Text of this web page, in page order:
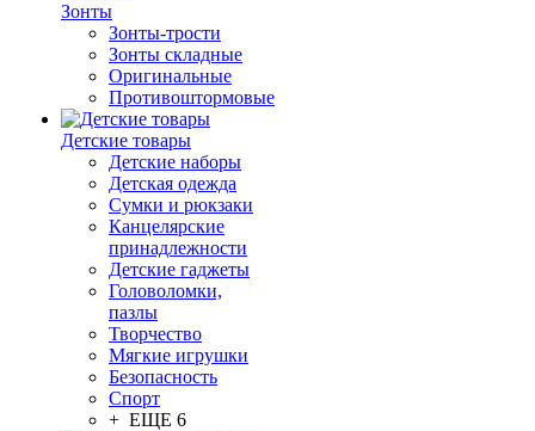
Зонты
Зонты-трости
Зонты складные
Оригинальные
Противоштормовые
Детские товары
Детские наборы
Детская одежда
Сумки и рюкзаки
Канцелярские
принадлежности
Детские гаджеты
Головоломки,
пазлы
Творчество
Мягкие игрушки
Безопасность
Спорт
+ ЕЩЕ 6